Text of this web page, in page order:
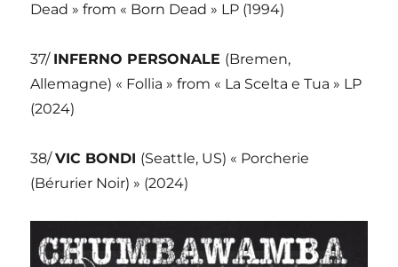
Dead » from « Born Dead » LP (1994)
37/ INFERNO PERSONALE (Bremen,
Allemagne) « Follia » from « La Scelta e Tua » LP
(2024)
38/VIC BONDI (Seattle, US) « Porcherie
(Bérurier Noir) » (2024)